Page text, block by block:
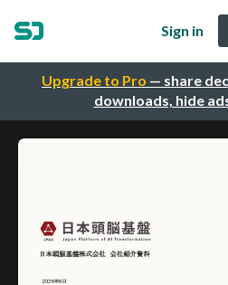
Upgrade to Pro — share
downloads, hide
Sign in